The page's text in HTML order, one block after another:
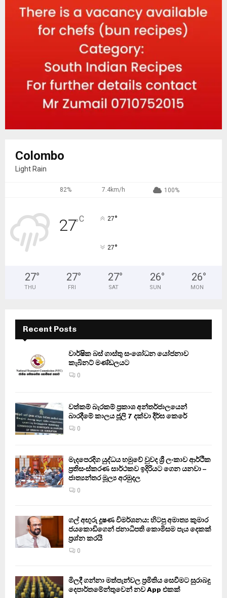
Colombo
Light Rain
82% 7.4km/h 100%
27°C 27°
27°
27°
THU
27°
FRI
27°
SAT
26°
SUN
26°
MON
Recent Posts
වාර්ෂික බස් ගාස්තු සංශෝධන යෝජනාව
කැබිනට් මණ්ඩලයට
0
වත්කම් බැරකම් ප්‍රකාශ අන්තර්ජාලයෙන්
බාරදීමේ කාලය ජූලි 7 දක්වා දීර්ඝ කෙරේ
0
මැදපෙරදිග යුද්ධය හමුවේ වුවද ශ්‍රී ලංකාව ආර්ථික
ප්‍රතිසංස්කරණ සාර්ථකව ඉදිරියට ගෙන යනවා –
ජාත්‍යන්තර මූල්‍ය අරමුදල
0
ගල් අඟුරු දූෂණ විමර්ශනය: හිටපු අමාත්‍ය කුමාර
ජයකොඩිගෙන් ජනාධිපති කොමිසම පැය දෙකක්
ප්‍රශ්න කරයි
0
මිලදී ගන්නා මත්පැන්වල ප්‍රමිතිය සෙවීමට සුරාබදු
දෙපාර්තමේන්තුවෙන් නව App එකක්